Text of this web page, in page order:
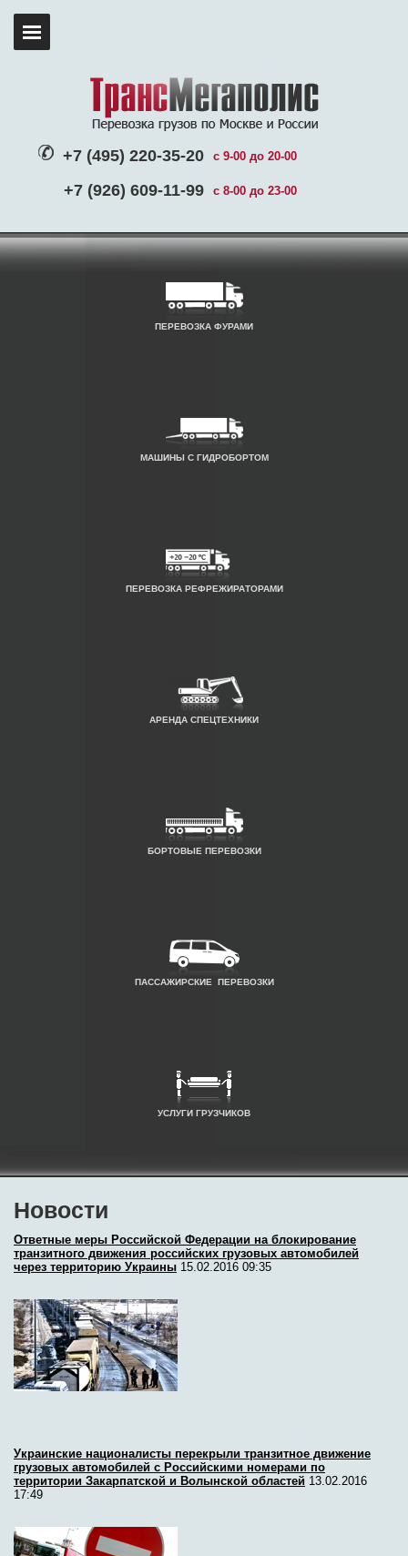
+7 (495) 220-35-20 с 9-00 до 20-00
+7 (926) 609-11-99 с 8-00 до 23-00
ПЕРЕВОЗКА ФУРАМИ
МАШИНЫ С ГИДРОБОРТОМ
ПЕРЕВОЗКА РЕФРЕЖИРАТОРАМИ
АРЕНДА СПЕЦТЕХНИКИ
БОРТОВЫЕ ПЕРЕВОЗКИ
ПАССАЖИРСКИЕ ПЕРЕВОЗКИ
УСЛУГИ ГРУЗЧИКОВ
Новости
Ответные меры Российской Федерации на блокирование
транзитного движения российских грузовых автомобилей
через территорию Украины 15.02.2016 09:35
Украинские националисты перекрыли транзитное движение
грузовых автомобилей с Российскими номерами по
территории Закарпатской и Волынской областей 13.02.2016
17:49